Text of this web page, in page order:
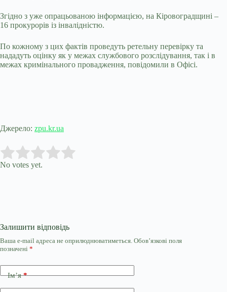
Згідно з уже опрацьованою інформацією, на Кіровоградщині –
16 прокурорів із інвалідністю.
По кожному з цих фактів проведуть ретельну перевірку та
нададуть оцінку як у межах службового розслідування, так і в
межах кримінального провадження, повідомили в Офісі.
Джерело: zpu.kr.ua
Rate this item:
No votes yet.
Залишити відповідь
Ваша e-mail адреса не оприлюднюватиметься. Обов’язкові поля
позначені *
Ім’я*